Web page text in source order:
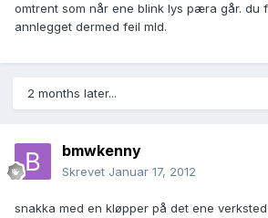
omtrent som når ene blink lys pæra går. du
annlegget dermed feil mld.
2 months later...
bmwkenny
Skrevet Januar 17, 2012
snakka med en kløpper på det ene